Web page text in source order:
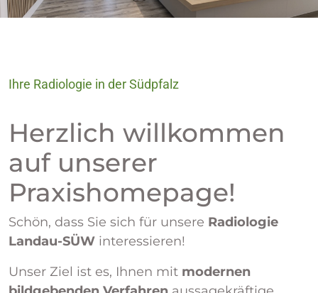
Ihre Radiologie in der Südpfalz
Herzlich willkommen
auf unserer
Praxishomepage!
Schön, dass Sie sich für unsere Radiologie
Landau-SÜW interessieren!
Unser Ziel ist es, Ihnen mit modernen